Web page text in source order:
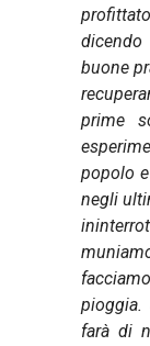
buone
prime
popolo
negli
pioggia.
farà di